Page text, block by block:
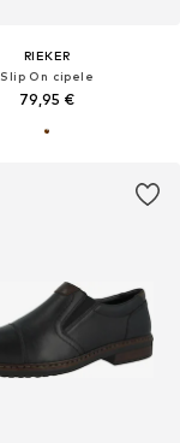
RIEKER
Slip On cipele
79,95 €